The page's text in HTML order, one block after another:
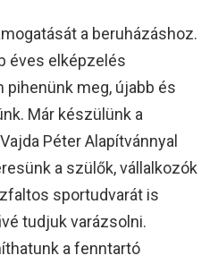
a beruházáshoz.
éves elképzelés
pihenünk meg, újabb és
Már készülünk a
Péter Alapítvánnyal
a szülők, vállalkozók
sportudvarát is
tudjuk varázsolni.
a fenntartó